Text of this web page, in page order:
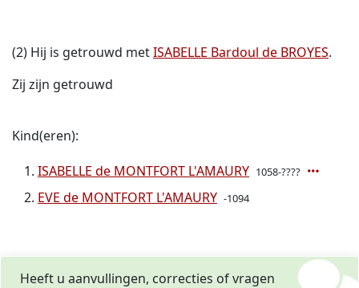
(2) Hij is getrouwd metISABELLE Bardoul de BROYES.
Zij zijn getrouwd
Kind(eren):
ISABELLE de MONTFORT L'AMAURY 1058-????
EVE de MONTFORT L'AMAURY -1094
Heeft u aanvullingen, correcties of vragen